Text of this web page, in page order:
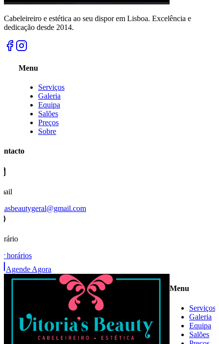
Cabeleireiro e estética ao seu dispor em Lisboa. Excelência e
dedicação desde 2014.
Menu
Serviços
Galeria
Equipa
Salões
Preços
Sobre
horários
Agende Agora
Menu
Serviços
Galeria
Equipa
Salões